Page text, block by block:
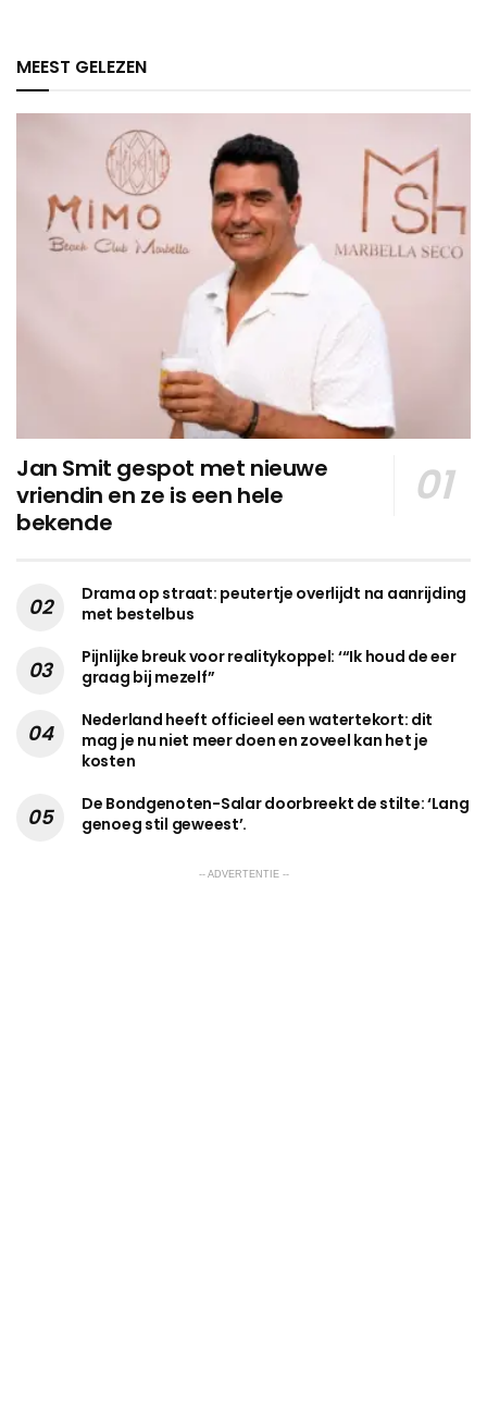
MEEST GELEZEN
Jan Smit gespot met nieuwe
vriendin en ze is een hele
bekende
Drama op straat: peutertje overlijdt na aanrijding
met bestelbus
Pijnlijke breuk voor realitykoppel: ‘“Ik houd de eer
graag bij mezelf”
Nederland heeft officieel een watertekort: dit
mag je nu niet meer doen en zoveel kan het je
kosten
De Bondgenoten-Salar doorbreekt de stilte: ‘Lang
genoeg stil geweest’.
-- ADVERTENTIE --